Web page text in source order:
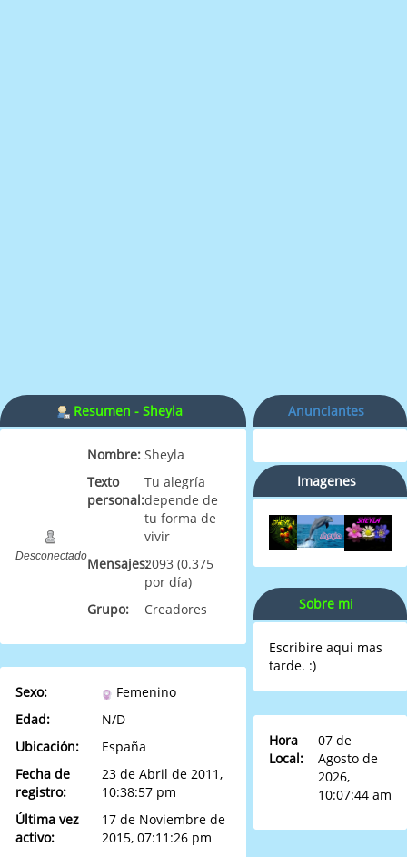
Resumen - Sheyla
Desconectado
Nombre: Sheyla
Texto
personal:
Tu alegría
depende de
tu forma de
vivir
Mensajes:2093 (0.375
por día)
Grupo:
Creadores
Sexo:
Femenino
Edad:
N/D
Ubicación:
España
Fecha de
registro:
23 de Abril de 2011,
10:38:57 pm
Última vez
activo:
17 de Noviembre de
2015, 07:11:26 pm
Anunciantes
Imagenes
Sobre mi
Escribire aqui mas
tarde. :)
Hora
Local:
07 de
Agosto de
2026,
10:07:44 am